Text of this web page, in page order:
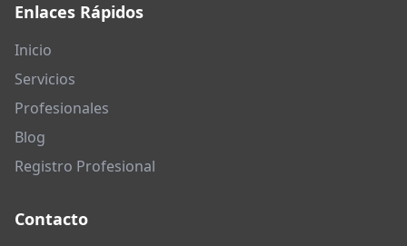
Enlaces Rápidos
Inicio
Servicios
Profesionales
Blog
Registro Profesional
Contacto